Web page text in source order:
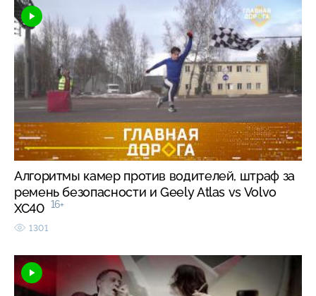
Алгоритмы камер против водителей, штраф за
ремень безопасности и Geely Atlas vs Volvo
XC40 16+
1301